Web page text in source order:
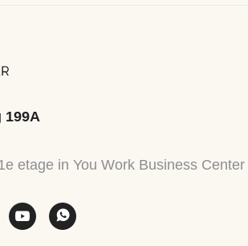
199A
etage in You Work Business Center
 